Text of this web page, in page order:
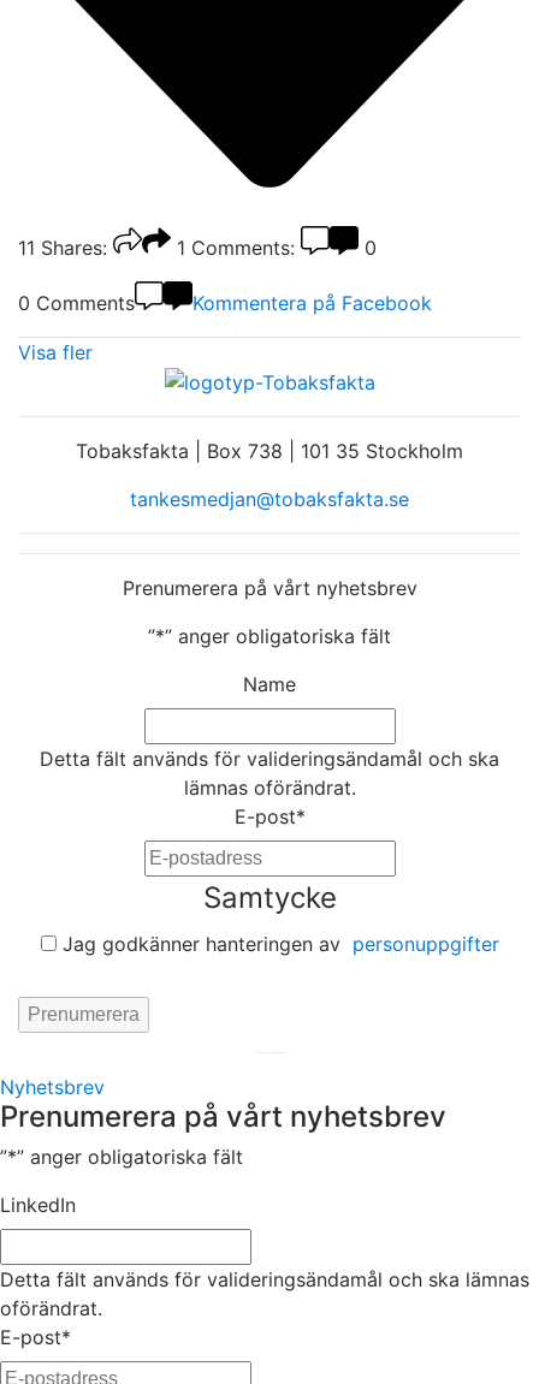
11 Shares: 1 Comments: 0
0 Comments Kommentera på Facebook
Visa fler
Tobaksfakta | Box 738 | 101 35 Stockholm
tankesmedjan@tobaksfakta.se
Prenumerera på vårt nyhetsbrev
”*” anger obligatoriska fält
Name
Detta fält används för valideringsändamål och ska
lämnas oförändrat.
E-post*
Samtycke
Jag godkänner hanteringen av personuppgifter
Nyhetsbrev
Prenumerera på vårt nyhetsbrev
”*” anger obligatoriska fält
LinkedIn
Detta fält används för valideringsändamål och ska lämnas
oförändrat.
E-post*